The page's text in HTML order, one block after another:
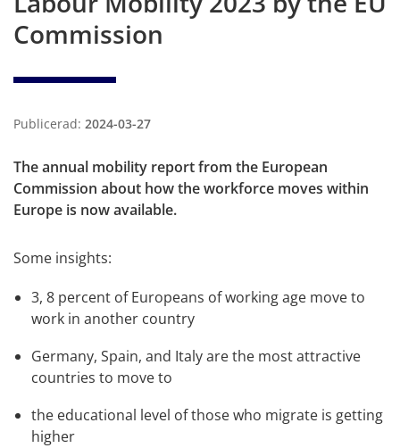
Commission
Publicerad: 2024-03-27
The annual mobility report from the European
Commission about how the workforce moves within
Europe is now available.
Some insights:
3, 8 percent of Europeans of working age move to
work in another country
Germany, Spain, and Italy are the most attractive
countries to move to
the educational level of those who migrate is getting
higher